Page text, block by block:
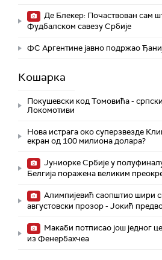
Де Блекер: Почаствован сам
Фудбалском савезу Србије
ФС Аргентине јавно подржао
Кошарка
Покушевски код Томовића -
Локомотиви
Нова истрага око суперзвезде
екран од 100 милиона долара?
Јуниорке Србије у
Белгија поражена великим
Алимпијевић саопштио шири
августовски прозор - Јокић
Макаби потписао још једног
из Фенербахчеа